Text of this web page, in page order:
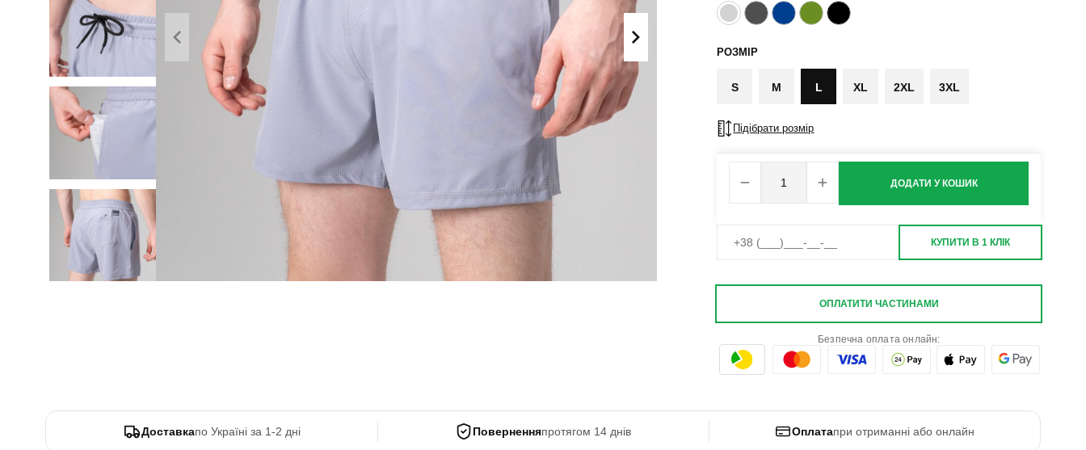
Поло
Сорочки
Футболки
Майки
ХУДІ, СВІТШОТИ, СВЕТРИ
Кофти
Светри
Боді
РОЗМІР
S M L XL 2XL 3XL
Підібрати розмір
ДОДАТИ У КОШИК
КУПИТИ В 1 КЛІК
ОПЛАТИТИ ЧАСТИНАМИ
Безпечна оплата онлайн:
Доставкапо Україні за 1-2 дні Поверненняпротягом 14 днів Оплатапри отриманні або онлайн